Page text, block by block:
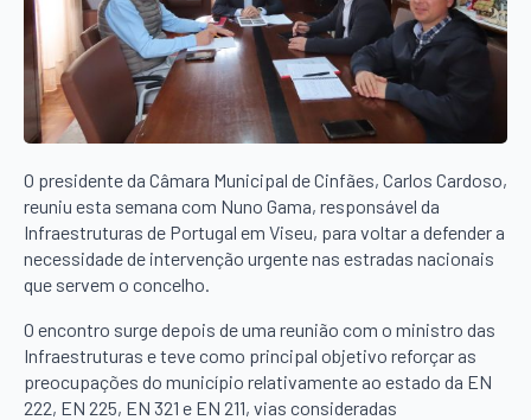
O presidente da Câmara Municipal de Cinfães, Carlos Cardoso,
reuniu esta semana com Nuno Gama, responsável da
Infraestruturas de Portugal em Viseu, para voltar a defender a
necessidade de intervenção urgente nas estradas nacionais
que servem o concelho.
O encontro surge depois de uma reunião com o ministro das
Infraestruturas e teve como principal objetivo reforçar as
preocupações do município relativamente ao estado da EN
222, EN 225, EN 321 e EN 211, vias consideradas